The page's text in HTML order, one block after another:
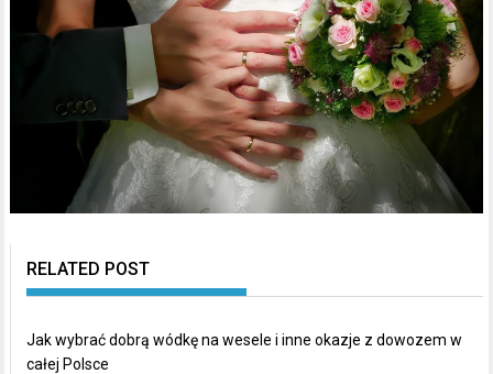
RELATED POST
Jak wybrać dobrą wódkę na wesele i inne okazje z dowozem w
całej Polsce